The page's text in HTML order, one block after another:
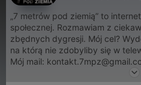
„7 metrów pod ziemią” to
społecznej. Rozmawiam z
zbędnych dygresji. Mój cel?
na którą nie zdobyliby się w
Mój mail: kontakt.7mpz@gmail.com Znajdziesz mnie
tutaj: https://linktr.ee/Rafal_Gebura